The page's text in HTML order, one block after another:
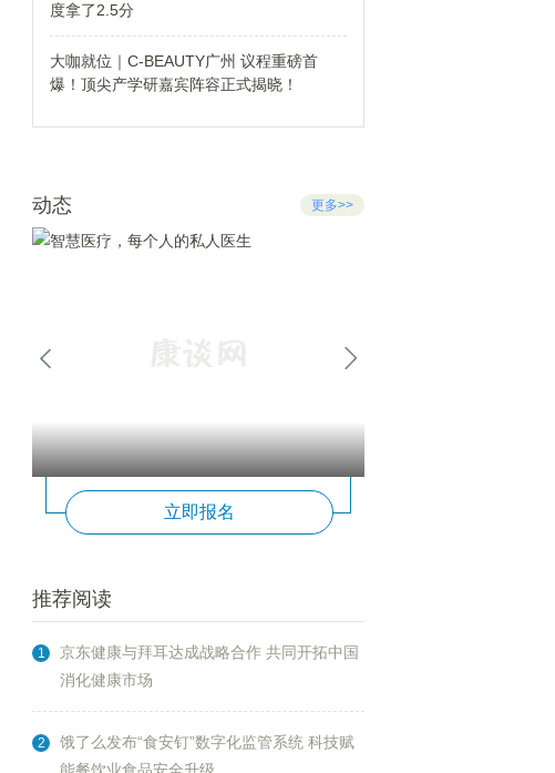
度拿了2.5分
大咖就位｜C-BEAUTY广州 议程重磅首
爆！顶尖产学研嘉宾阵容正式揭晓！
动态 更多>>
立即报名
推荐阅读
1
京东健康与拜耳达成战略合作 共同开拓中国
消化健康市场
2
饿了么发布“食安钉”数字化监管系统 科技赋